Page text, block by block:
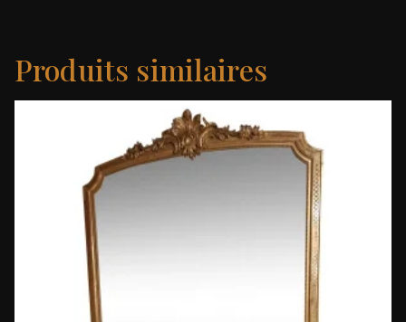
Produits similaires